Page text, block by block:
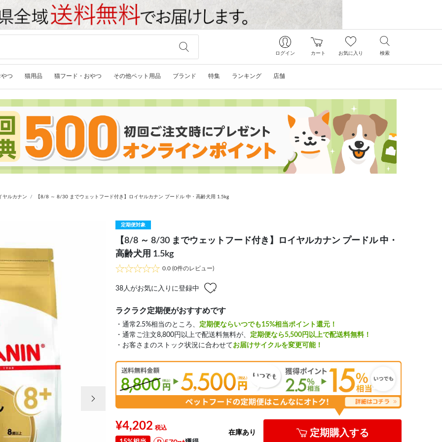
ログイン カート お気に入り 検索
つ 猫用品 猫フード・おやつ その他ペット用品 ブランド 特集 ランキング 店舗
ヤルカナン 【8/8 ～ 8/30 までウェットフード付き】ロイヤルカナン プードル 中・高齢犬用 1.5kg
定期便対象
【8/8 ～ 8/30 までウェットフード付き】ロイヤルカナン プードル 中・
高齢犬用 1.5kg
0.0 (0件のレビュー)
38人がお気に入りに登録中
ラクラク定期便がおすすめです
・通常2.5%相当のところ、 定期便ならいつでも15%相当ポイント還元！
・通常ご注文8,800円以上で配送料無料が、 定期便なら5,500円以上で配送料無料！
・お客さまのストック状況に合わせてお届けサイクルを変更可能！
¥4,202
在庫あり 定期購入する